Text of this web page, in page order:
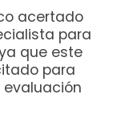
acertado
para
que este
para